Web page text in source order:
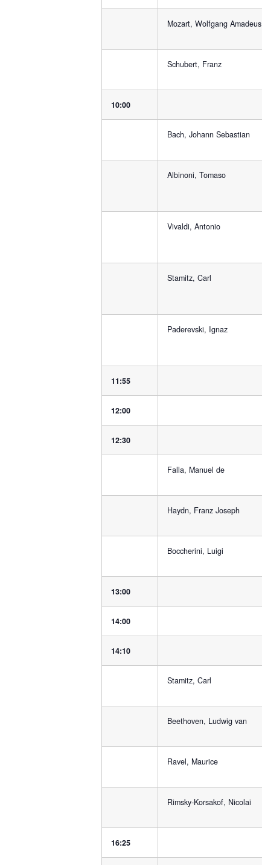
Mozart, Wolfgang Amadeus
Schubert, Franz
10:00
Bach, Johann Sebastian
Albinoni, Tomaso
Vivaldi, Antonio
Stamitz, Carl
Paderevski, Ignaz
11:55
12:00
12:30
Falla, Manuel de
Haydn, Franz Joseph
Boccherini, Luigi
13:00
14:00
14:10
Stamitz, Carl
Beethoven, Ludwig van
Ravel, Maurice
Rimsky-Korsakof, Nicolai
16:25